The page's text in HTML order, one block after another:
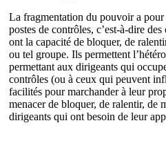
La fragmentation du pouvoir a
postes de contrôles, c’est-à-dire
ont la capacité de bloquer, de
ou tel groupe. Ils permettent
permettant aux dirigeants qui
contrôles (ou à ceux qui peuvent
facilités pour marchander à leur
menacer de bloquer, de ralentir, de
dirigeants qui ont besoin de leur